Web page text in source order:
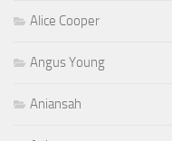
Alice Cooper
Angus Young
Aniansah